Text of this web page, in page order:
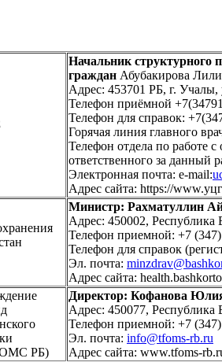
Начальник структурного
граждан Абубакирова
Адрес: 453701 РБ, г. Учалы,
Телефон приёмной
Телефон для справок:
Горячая линия главного
Телефон отдела по работе
ответственного за данный
Электронная почта: e-mail:
Адрес сайта: https://
Министр: Рахматуллин
Адрес: 450002, Республика
Телефон приемной: +7
Телефон для справок
Эл. почта:
Адрес сайта:
РБ)
Директор: Кофанова
Адрес: 450077, Республика
Телефон приемной: +7
Эл. почта: info@tfoms-rb.ru
Адрес сайта: www.tfoms-